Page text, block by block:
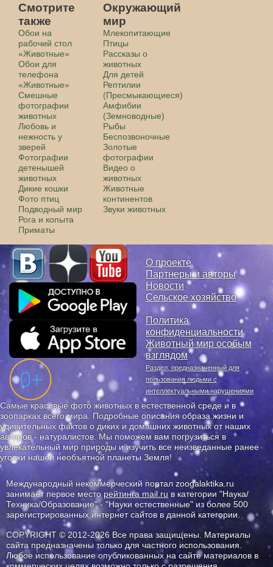
Смотрите
также
Обои на
рабочий стол
«Животные»
Обои для
телефона
«Животные»
Смешные
фотографии
животных
Любовь и
нежность у
зверей
Фотографии
детенышей
животных
Дикие кошки
Фото птиц
Подводный мир
Рога и копыта
Приматы
Окружающий
мир
Млекопитающие
Птицы
Рассказы о
животных
Для детей
Рептилии
(Пресмыкающиеся)
Амфибии
(Земноводные)
Рыбы
Беспозвоночные
Золотые
фотографии
Видео о
животных
Животные
континентов
Звуки животных
О проекте
Партнеры и авторы
Новости
Сельское хозяйство
Политика
конфиденциальности
Животный мир особым
взглядом
Раздел, предназначенный для
пользования людьми с
интеллектуальными нарушениями
Самые красивые фото животных в естественной среде и в
зоопарках всего мира. Подробные описания образа жизни и
удивительных фактов о диких и домашних животных от наших
авторов - натуралистов. Мы поможем вам погрузиться в
увлекательный мир природы и изучить все неизведанные ранее
уголки нашей необъятной планеты Земля!
Международный некоммерческий портал zoogalaktika.ru
занимает первое месторейтинга mail.ru в категории "Наука/
Техника/Образование" - "Науки естественные" из более 500
зарегистрированных интернет сайтов в данной категории.
COPYRIGHT © 2012-2026 Все права защищены. Материалы
сайта предназначены только для частного использования.
Любое использование опубликованных на сайте материалов в